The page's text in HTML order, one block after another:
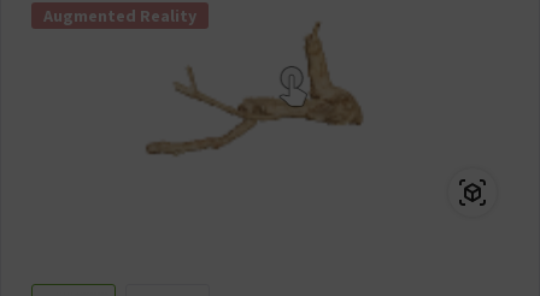
Augmented Reality